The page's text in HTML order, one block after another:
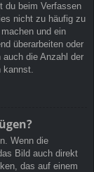
du beim Verfassen
nicht zu häufig zu
und ein
überarbeiten oder
die Anzahl der
kannst.
Wenn die
Bild auch direkt
das auf einem